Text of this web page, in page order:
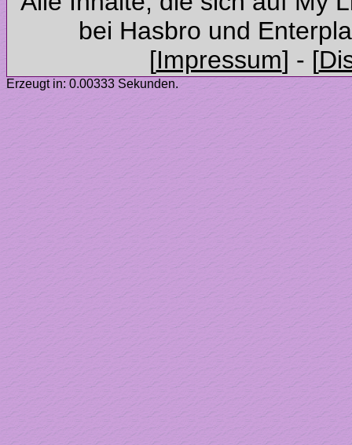
Erzeugt in: 0.00333 Sekunden.